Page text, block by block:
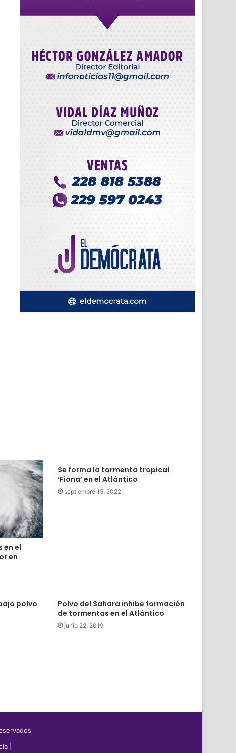
en el
en
Se forma la tormenta tropical
‘Fiona’ en el Atlántico
septiembre 15, 2022
polvo
Polvo del Sahara inhibe formación
de tormentas en el Atlántico
junio 22, 2019
|